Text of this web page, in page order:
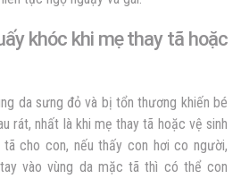
khóc khi mẹ thay tã hoặc
da sưng đỏ và bị tổn thương khiến bé
rát, nhất là khi mẹ thay tã hoặc vệ sinh
cho con, nếu thấy con hơi co người,
vào vùng da mặc tã thì có thể con